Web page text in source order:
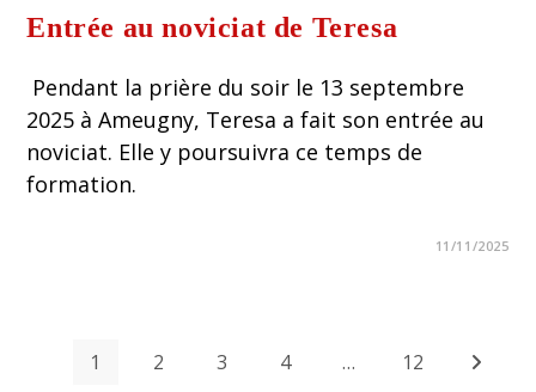
Entrée au noviciat de Teresa
Pendant la prière du soir le 13 septembre
2025 à Ameugny, Teresa a fait son entrée au
noviciat. Elle y poursuivra ce temps de
formation.
11/11/2025
1 2 3 4 … 12